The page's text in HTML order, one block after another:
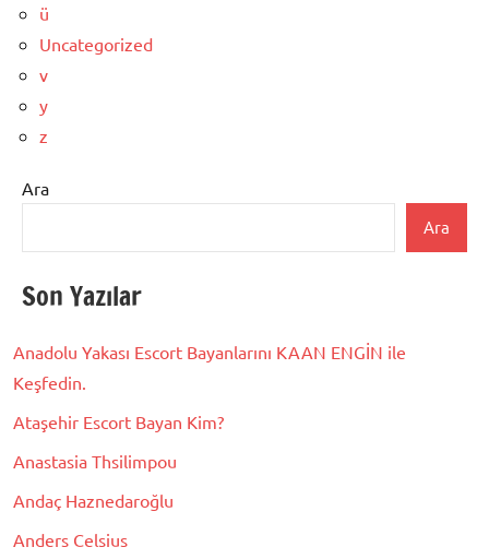
ü
Uncategorized
v
y
z
Ara
Ara
Son Yazılar
Anadolu Yakası Escort Bayanlarını KAAN ENGİN ile
Keşfedin.
Ataşehir Escort Bayan Kim?
Anastasia Thsilimpou
Andaç Haznedaroğlu
Anders Celsius